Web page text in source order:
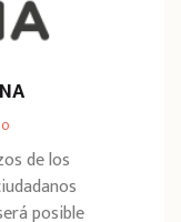
de los
posible